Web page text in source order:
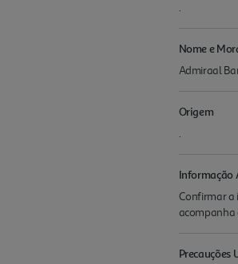
.
Nome e
Admiraal
Origem
.
Informação
Confirmar a
acompanha
Precauções